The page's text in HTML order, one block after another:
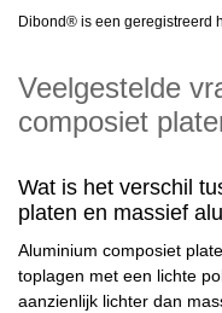
Dibond® is een geregistreerd
Veelgestelde
composiet
Wat is het verschil
platen en massief
Aluminium composiet
toplagen met een lichte
aanzienlijk lichter dan